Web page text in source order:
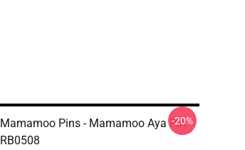
Mamamoo Pins - Mamamoo Aya Pin
RB0508
-20%